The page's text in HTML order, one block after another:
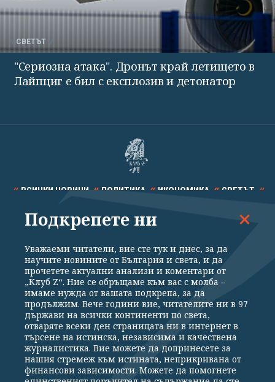
СВЕТЪТ
"Сериозна атака". Дронът край летището в
Лайпциг е бил с експлозив и детонатор
ВСИЧКИ НОВИНИ ПОЛИТИКА ИКОНОМИКА СВЕТЪТ
СПОРТ КУЛТУРА ТЕХНОЛОГИИ КАЛЕЙДОСКОП
Общи условия
Политика за поверителност
Реклама
Партньори Контакти
За Клуб Z
Екип
Подкрепете ни
Подкрепете ни
Уважаеми читатели, вие сте тук и днес, за да
научите новините от България и света, и да
прочетете актуални анализи и коментари от
„Клуб Z“. Ние се обръщаме към вас с молба –
имаме нужда от вашата подкрепа, за да
продължим. Вече години вие, читателите ни в 97
държави на всички континенти по света,
отваряте всеки ден страницата ни в интернет в
търсене на истинска, независима и качествена
журналистика. Вие можете да допринесете за
нашия стремеж към истината, неприкривана от
финансови зависимости. Можете да помогнете